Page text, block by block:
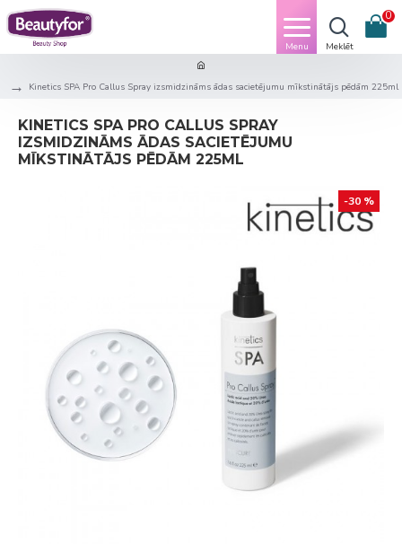
0
Kinetics SPA Pro Callus Spray izsmidzināms ādas sacietējumu mīkstinātājs pēdām 225ml
KINETICS SPA PRO CALLUS SPRAY
IZSMIDZINĀMS ĀDAS SACIETĒJUMU
MĪKSTINĀTĀJS PĒDĀM 225ML
-30 %